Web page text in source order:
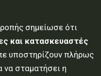
σημείωσε ότι
και κατασκευαστές
υποστηρίζουν πλήρως
να σταματήσει η